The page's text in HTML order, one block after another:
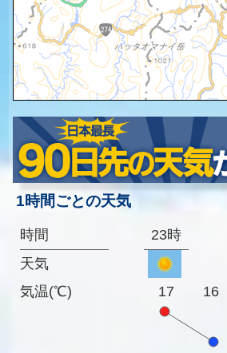
1時間ごとの天気
時間
天気
気温(℃)
23時
17 16